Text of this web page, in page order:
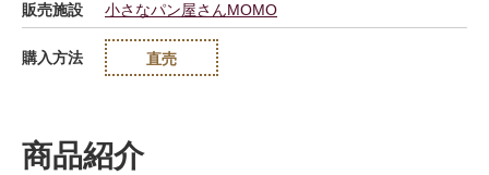
販売施設 小さなパン屋さんMOMO
購入方法 直売
商品紹介